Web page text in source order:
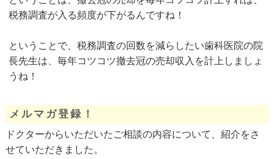
税務調査が入る頻度が下がるんですね！
ということで、税務調査の回数を減らしたい歯科医院の院
長先生は、毎年コツコツ撤去冠の売却収入を計上しましょ
うね！
メルマガ登録！
ドクターからいただいたご相談の内容について、紹介をさ
せていただきました。